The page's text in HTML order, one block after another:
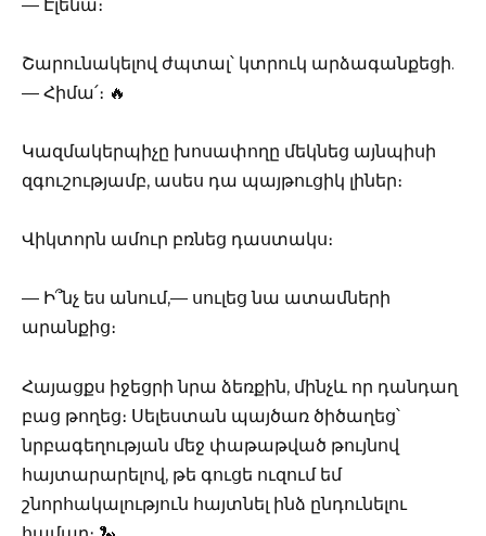
— Էլենա։
Շարունակելով ժպտալ՝ կտրուկ արձագանքեցի.
— Հիմա՛։ 🔥
Կազմակերպիչը խոսափողը մեկնեց այնպիսի
զգուշությամբ, ասես դա պայթուցիկ լիներ։
Վիկտորն ամուր բռնեց դաստակս։
— Ի՞նչ ես անում,— սուլեց նա ատամների
արանքից։
Հայացքս իջեցրի նրա ձեռքին, մինչև որ դանդաղ
բաց թողեց։ Սելեստան պայծառ ծիծաղեց՝
նրբագեղության մեջ փաթաթված թույնով
հայտարարելով, թե գուցե ուզում եմ
շնորհակալություն հայտնել ինձ ընդունելու